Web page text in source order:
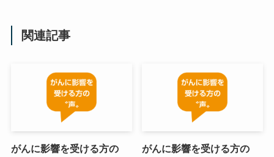
関連記事
がんに影響を受ける方の
がんに影響を受ける方の